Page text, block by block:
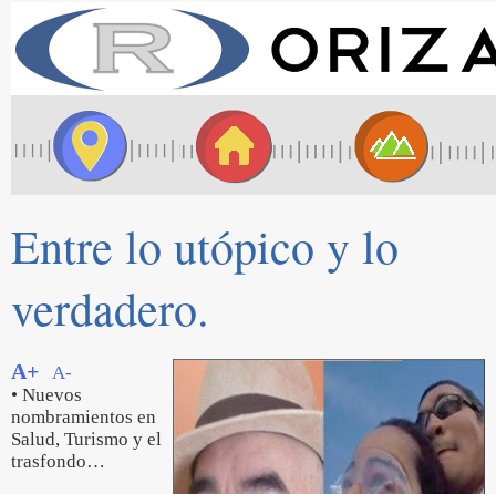
Entre lo utópico y lo
verdadero.
A+
A-
• Nuevos
nombramientos en
Salud, Turismo y el
trasfondo…